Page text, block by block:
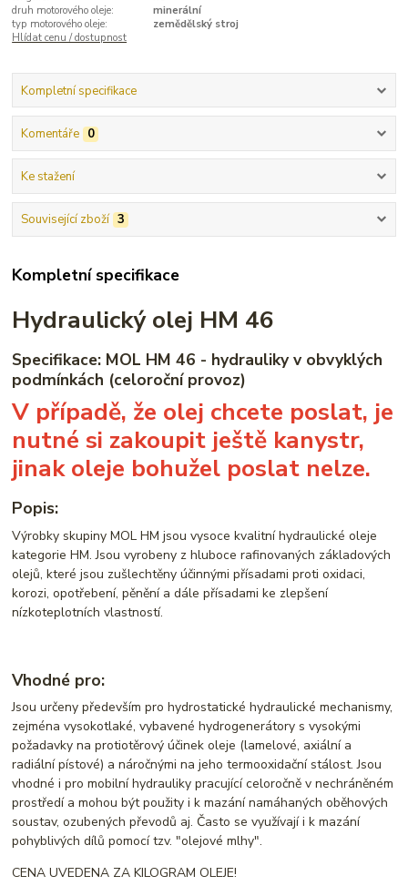
druh motorového oleje:
minerální
typ motorového oleje:
zemědělský stroj
Hlídat cenu / dostupnost
Kompletní specifikace
Komentáře 0
Ke stažení
Související zboží 3
Kompletní specifikace
Hydraulický olej HM 46
Specifikace: MOL HM 46 - hydrauliky v obvyklých
podmínkách (celoroční provoz)
V případě, že olej chcete poslat, je
nutné si zakoupit ještě kanystr,
jinak oleje bohužel poslat nelze.
Popis:
Výrobky skupiny MOL HM jsou vysoce kvalitní hydraulické oleje
kategorie HM. Jsou vyrobeny z hluboce rafinovaných základových
olejů, které jsou zušlechtěny účinnými přísadami proti oxidaci,
korozi, opotřebení, pěnění a dále přísadami ke zlepšení
nízkoteplotních vlastností.
Vhodné pro:
Jsou určeny především pro hydrostatické hydraulické mechanismy,
zejména vysokotlaké, vybavené hydrogenerátory s vysokými
požadavky na protiotěrový účinek oleje (lamelové, axiální a
radiální pístové) a náročnými na jeho termooxidační stálost. Jsou
vhodné i pro mobilní hydrauliky pracující celoročně v nechráněném
prostředí a mohou být použity i k mazání namáhaných oběhových
soustav, ozubených převodů aj. Často se využívají i k mazání
pohyblivých dílů pomocí tzv. "olejové mlhy".
CENA UVEDENA ZA KILOGRAM OLEJE!